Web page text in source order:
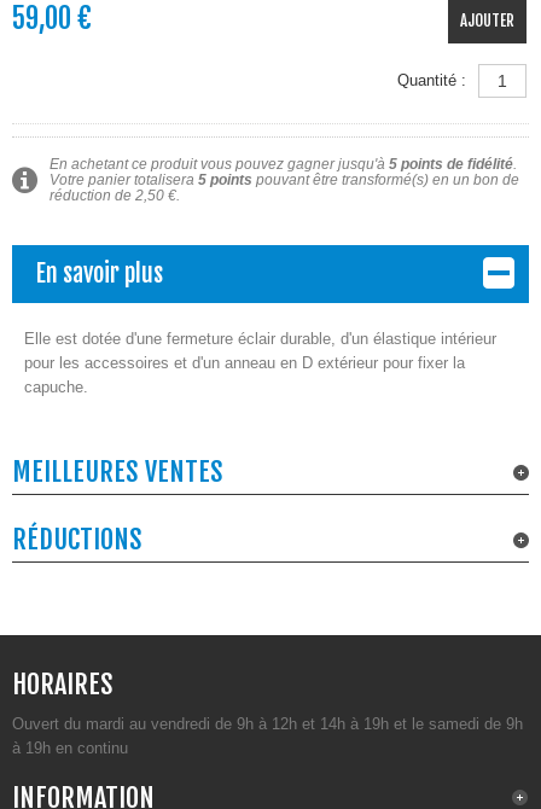
59,00 € AJOUTER
Quantité :
En achetant ce produit vous pouvez gagner jusqu'à 5points de fidélité.
Votre panier totalisera 5points pouvant être transformé(s) en un bon de
réduction de 2,50 €.
En savoir plus
Elle est dotée d'une fermeture éclair durable, d'un élastique intérieur
pour les accessoires et d'un anneau en D extérieur pour fixer la
capuche.
MEILLEURES VENTES
RÉDUCTIONS
HORAIRES
Ouvert du mardi au vendredi de 9h à 12h et 14h à 19h et le samedi de 9h
à 19h en continu
INFORMATION